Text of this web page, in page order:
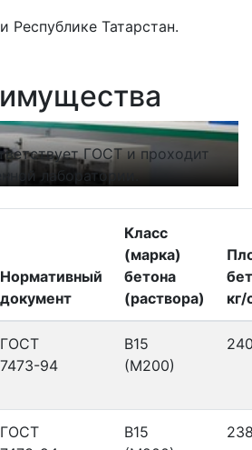
Республике Татарстан.
ГОСТ и проходит
лаборатории.
Нормативный
документ
Класс
(марка)
бетона
(раствора)
кг/
ГОСТ
7473-94
В15
(М200)
ГОСТ
В15